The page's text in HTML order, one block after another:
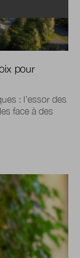
pour
: l’essor des
face à des